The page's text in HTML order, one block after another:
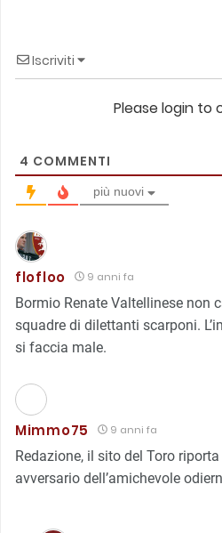
Iscriviti
Please login to
4 COMMENTI
più nuovi
flofloo 9 anni fa
Bormio Renate Valtellinese non
squadre di dilettanti scarponi.
si faccia male.
Mimmo75 9 anni fa
Redazione, il sito del Toro
avversario dell’amichevole